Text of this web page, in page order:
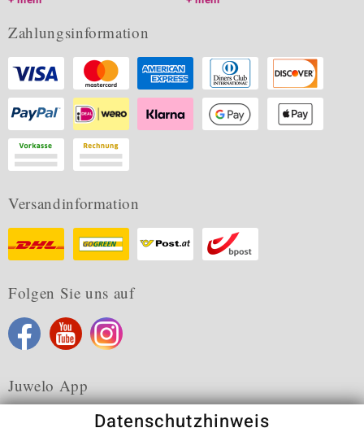
Zahlungsinformation
Versandinformation
Folgen Sie uns auf
Juwelo App
Datenschutzhinweis